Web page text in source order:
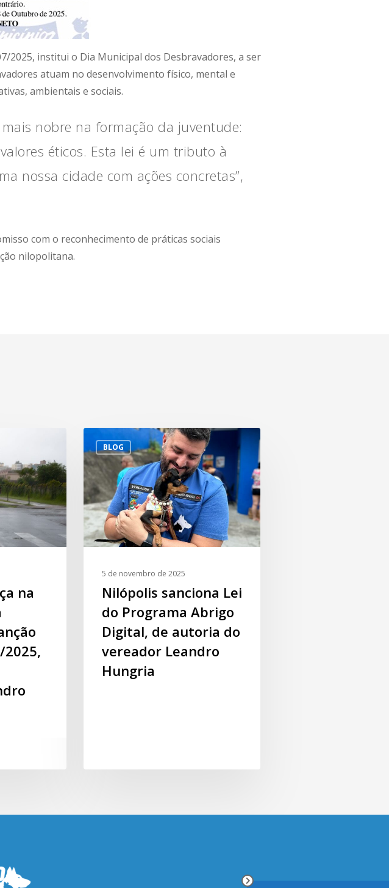
2025, institui o Dia Municipal dos Desbravadores, a ser
atuam no desenvolvimento físico, mental e
ambientais e sociais.
nobre na formação da juventude:
éticos. Esta lei é um tributo à
nossa cidade com ações concretas”,
com o reconhecimento de práticas sociais
nilopolitana.
na
2025,
BLOG
5 de novembro de 2025
Nilópolis sanciona Lei
do Programa Abrigo
Digital, de autoria do
vereador Leandro
Hungria